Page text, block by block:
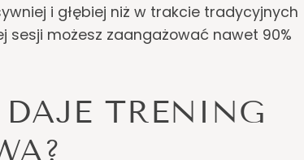
i głębiej niż w trakcie tradycyjnych
sesji możesz zaangażować nawet 90%
TRENING